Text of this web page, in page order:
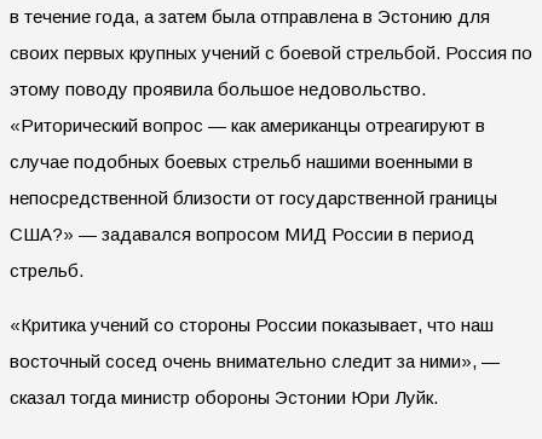
в течение года, а затем была отправлена в Эстонию для
своих первых крупных учений с боевой стрельбой. Россия по
этому поводу проявила большое недовольство.
«Риторический вопрос — как американцы отреагируют в
случае подобных боевых стрельб нашими военными в
непосредственной близости от государственной границы
США?» — задавался вопросом МИД России в период
стрельб.
«Критика учений со стороны России показывает, что наш
восточный сосед очень внимательно следит за ними», —
сказал тогда министр обороны Эстонии Юри Луйк.